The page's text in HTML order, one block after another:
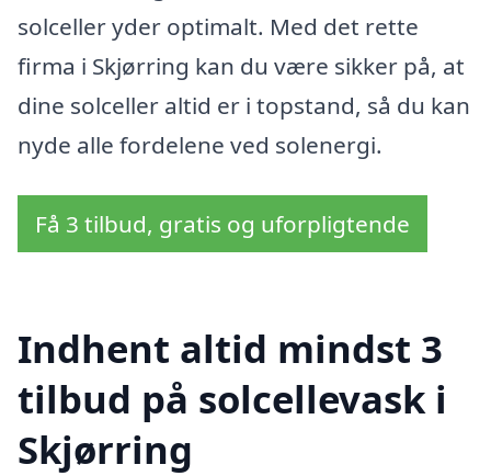
solceller yder optimalt. Med det rette
firma i Skjørring kan du være sikker på, at
dine solceller altid er i topstand, så du kan
nyde alle fordelene ved solenergi.
Få 3 tilbud, gratis og uforpligtende
Indhent altid mindst 3
tilbud på solcellevask i
Skjørring